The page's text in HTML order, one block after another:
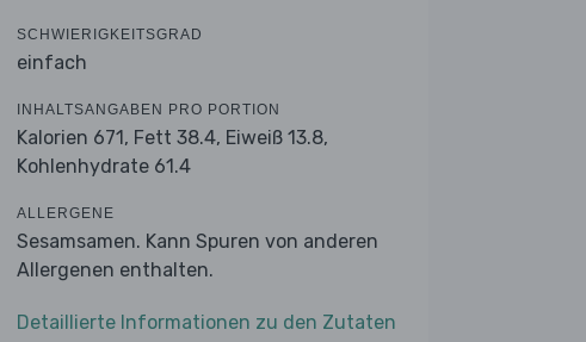
SCHWIERIGKEITSGRAD
einfach
INHALTSANGABEN PRO PORTION
Kalorien 671, Fett 38.4, Eiweiß 13.8,
Kohlenhydrate 61.4
ALLERGENE
Sesamsamen. Kann Spuren von anderen
Allergenen enthalten.
Detaillierte Informationen zu den Zutaten